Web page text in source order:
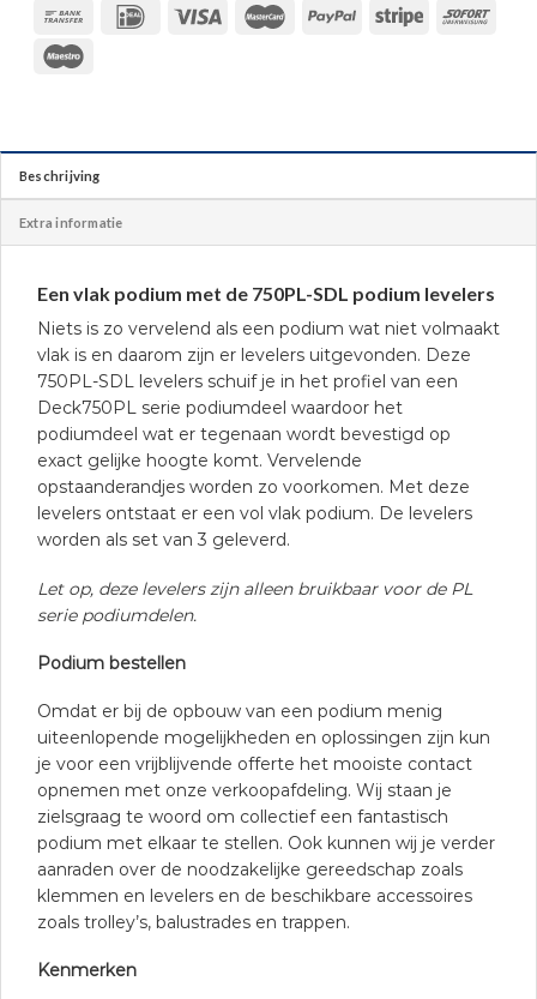
Beschrijving
Extra informatie
Een vlak podium met de 750PL-SDL podium levelers
Niets is zo vervelend als een podium wat niet volmaakt
vlak is en daarom zijn er levelers uitgevonden. Deze
750PL-SDL levelers schuif je in het profiel van een
Deck750PL serie podiumdeel waardoor het
podiumdeel wat er tegenaan wordt bevestigd op
exact gelijke hoogte komt. Vervelende
opstaanderandjes worden zo voorkomen. Met deze
levelers ontstaat er een vol vlak podium. De levelers
worden als set van 3 geleverd.
Let op, deze levelers zijn alleen bruikbaar voor de PL
serie podiumdelen.
Podium bestellen
Omdat er bij de opbouw van een podium menig
uiteenlopende mogelijkheden en oplossingen zijn kun
je voor een vrijblijvende offerte het mooiste contact
opnemen met onze verkoopafdeling. Wij staan je
zielsgraag te woord om collectief een fantastisch
podium met elkaar te stellen. Ook kunnen wij je verder
aanraden over de noodzakelijke gereedschap zoals
klemmen en levelers en de beschikbare accessoires
zoals trolley’s, balustrades en trappen.
Kenmerken